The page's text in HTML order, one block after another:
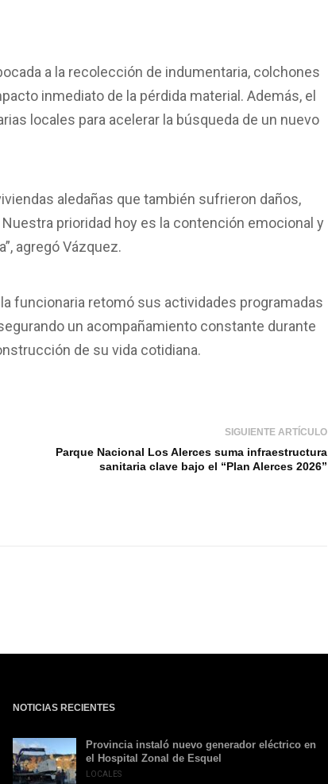
a la recolección de indumentaria, colchones
inmediato de la pérdida material. Además, el
locales para acelerar la búsqueda de un nuevo
aledañas que también sufrieron daños,
prioridad hoy es la contención emocional y
agregó Vázquez.
funcionaria retomó sus actividades programadas
un acompañamiento constante durante
de su vida cotidiana.
SIGUIENTE ARTÍCULO
Parque Nacional Los Alerces suma infraestructura
sanitaria clave bajo el “Plan Alerces 2026”
NOTICIAS RECIENTES
Provincia instaló nuevo generador eléctrico en
el Hospital Zonal de Esquel
LOCALES